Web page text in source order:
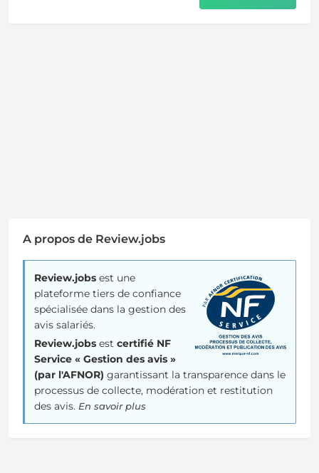
A propos de Review.jobs
Review.jobs est une
plateforme tiers de confiance
spécialisée dans la gestion des
avis salariés.
Review.jobs est certifié NF
Service « Gestion des avis »
(par l'AFNOR) garantissant la transparence dans le
processus de collecte, modération et restitution
des avis. En savoir plus